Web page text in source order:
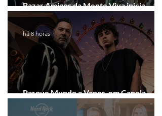
Bazar Amigos da Mente Viva inicia
arrecadação em Gramado e Canela
Parque Mundo a Vapor, em Canela,
recebe festival eletrônico em agosto
há 8 horas